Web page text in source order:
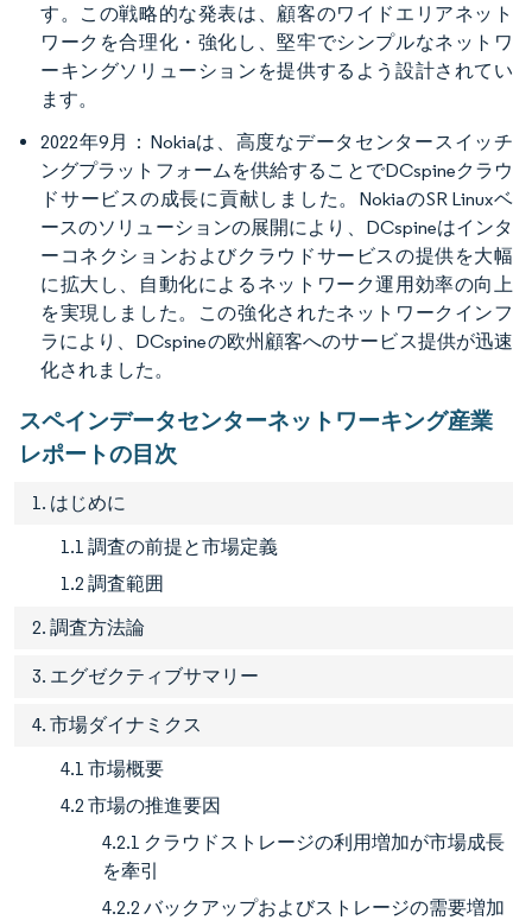
す。この戦略的な発表は、顧客のワイドエリアネット
ワークを合理化・強化し、堅牢でシンプルなネットワ
ーキングソリューションを提供するよう設計されてい
ます。
2022年9月：Nokiaは、高度なデータセンタースイッチ
ングプラットフォームを供給することでDCspineクラウ
ドサービスの成長に貢献しました。NokiaのSR Linuxベ
ースのソリューションの展開により、DCspineはインタ
ーコネクションおよびクラウドサービスの提供を大幅
に拡大し、自動化によるネットワーク運用効率の向上
を実現しました。この強化されたネットワークインフ
ラにより、DCspineの欧州顧客へのサービス提供が迅速
化されました。
スペインデータセンターネットワーキング産業
レポートの目次
1. はじめに
1.1 調査の前提と市場定義
1.2 調査範囲
2. 調査方法論
3. エグゼクティブサマリー
4. 市場ダイナミクス
4.1 市場概要
4.2 市場の推進要因
4.2.1 クラウドストレージの利用増加が市場成長
を牽引
4.2.2 バックアップおよびストレージの需要増加